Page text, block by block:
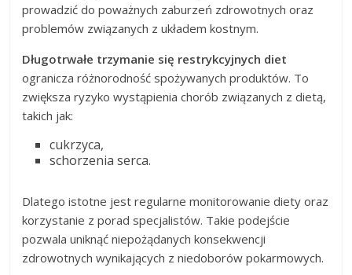
prowadzić do poważnych zaburzeń zdrowotnych oraz
problemów związanych z układem kostnym.
Długotrwałe trzymanie się restrykcyjnych diet
ogranicza różnorodność spożywanych produktów. To
zwiększa ryzyko wystąpienia chorób związanych z dietą,
takich jak:
cukrzyca,
schorzenia serca.
Dlatego istotne jest regularne monitorowanie diety oraz
korzystanie z porad specjalistów. Takie podejście
pozwala uniknąć niepożądanych konsekwencji
zdrowotnych wynikających z niedoborów pokarmowych.